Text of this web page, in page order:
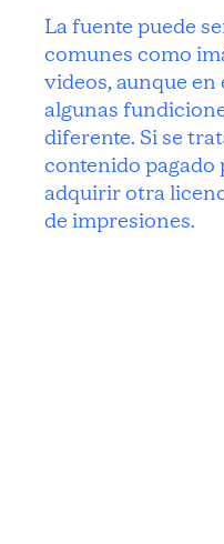
La fuente puede
comunes como
videos, aunque en
algunas
diferente. Si se
contenido pagado
adquirir otra
de impresiones.